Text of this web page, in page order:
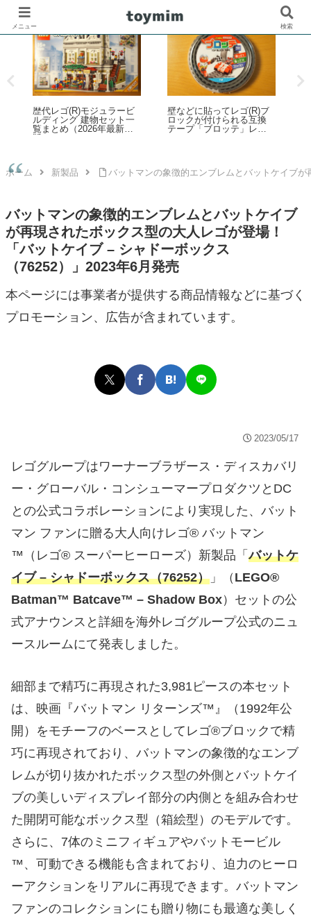
レゴ(R)ブロックはずしの
使い方
レゴ(R)マリオ：いろいろ
な色のブロックでマリオ
の反応を確認してみた
ホーム 新製品 バットマンの象徴的エンブレムとバットケイブ
バットマンの象徴的エンブレムとバットケイブ
が再現されたボックス型の大人レゴが登場！
「バットケイブ – シャドーボックス
（76252）」2023年6月発売
本ページには事業者が提供する商品情報などに基づく
プロモーション、広告が含まれています。
2023/05/17
レゴグループはワーナーブラザース・ディスカバリ
ー・グローバル・コンシューマープロダクツとDC
との公式コラボレーションにより実現した、バット
マン ファンに贈る大人向けレゴ® バットマン
™（レゴ® スーパーヒーローズ）新製品「バットケ
イブ – シャドーボックス（76252） 」（ LEGO®
Batman™ Batcave™ – Shadow Box）セットの公
式アナウンスと詳細を海外レゴグループ公式のニュ
ースルームにて発表しました。
細部まで精巧に再現された3,981ピースの本セット
は、映画『バットマン リターンズ™』（1992年公
開）をモチーフのベースとしてレゴ®ブロックで精
巧に再現されており、バットマンの象徴的なエンブ
レムが切り抜かれたボックス型の外側とバットケイ
ブの美しいディスプレイ部分の内側とを組み合わせ
た開閉可能なボックス型（箱絵型）のモデルです。
さらに、7体のミニフィギュアやバットモービル
™、可動できる機能も含まれており、迫力のヒーロ
ーアクションをリアルに再現できます。バットマン
ファンのコレクションにも贈り物にも最適な美しく
メニュー 検索